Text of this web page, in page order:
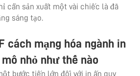
cần sản xuất một vài chiếc là đã
sáng tạo.
cách mạng hóa ngành in
nhỏ như thế nào
bước tiến lớn đối với in ấn quy